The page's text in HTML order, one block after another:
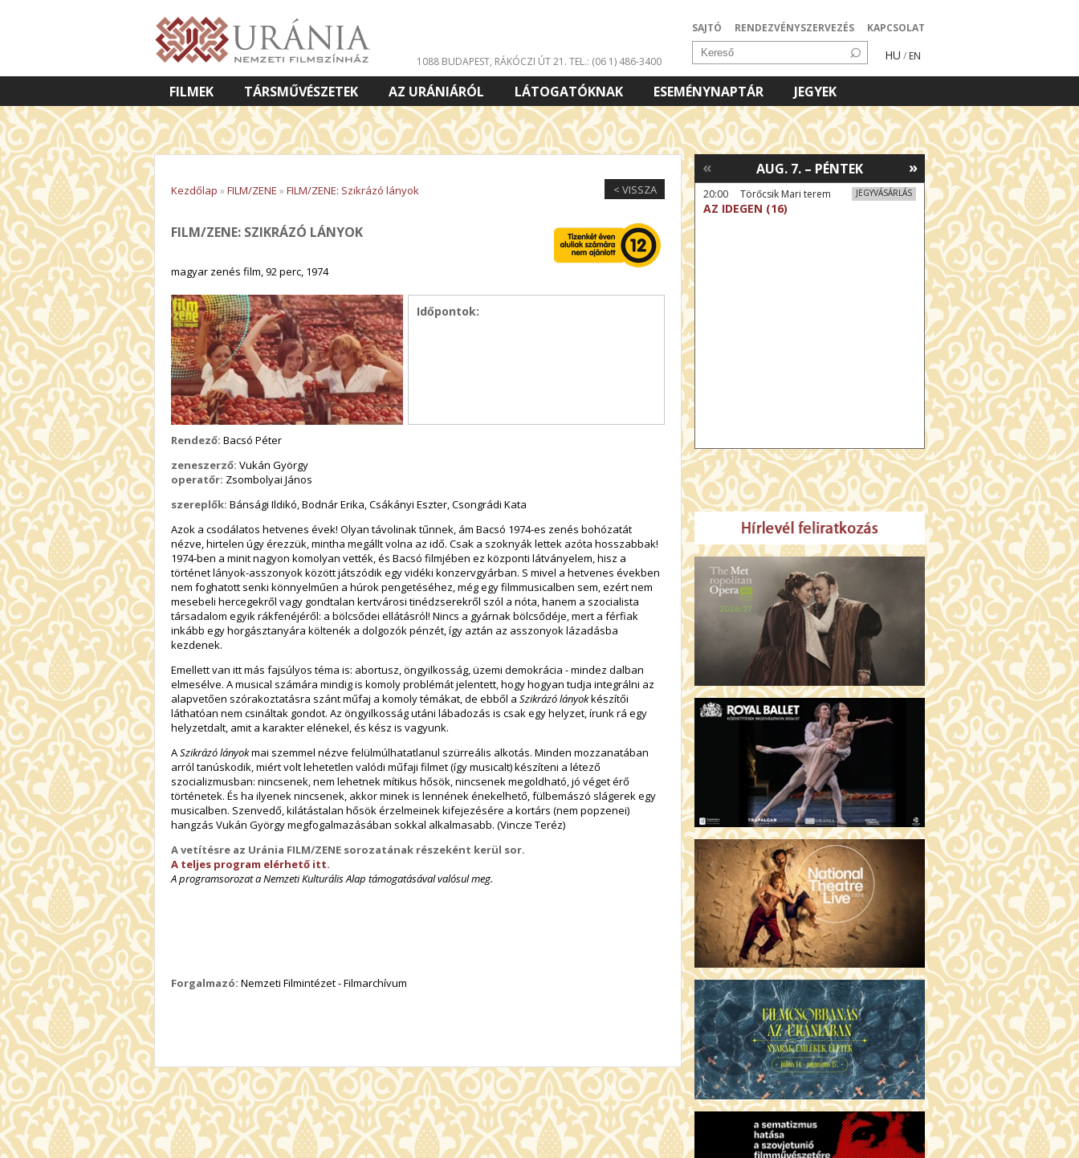
SAJTÓ RENDEZVÉNYSZERVEZÉS KAPCSOLAT
HU / EN
1088 BUDAPEST, RÁKÓCZI ÚT 21. TEL.: (06 1) 486-3400
FILMEK TÁRSMŰVÉSZETEK AZ URÁNIÁRÓL LÁTOGATÓKNAK ESEMÉNYNAPTÁR
JEGYEK
VETÍTETT KÉPES ELŐADÁSOK
< VISSZA
Kezdőlap »FILM/ZENE »FILM/ZENE: Szikrázó lányok
FILM/ZENE: SZIKRÁZÓ LÁNYOK
magyar zenés film, 92 perc, 1974
Időpontok:
Rendező: Bacsó Péter
zeneszerző: Vukán György
operatőr: Zsombolyai János
szereplők: Bánsági Ildikó, Bodnár Erika, Csákányi Eszter, Csongrádi Kata
Azok a csodálatos hetvenes évek! Olyan távolinak tűnnek, ám Bacsó 1974-es zenés bohózatát
nézve, hirtelen úgy érezzük, mintha megállt volna az idő. Csak a szoknyák lettek azóta hosszabbak!
1974-ben a minit nagyon komolyan vették, és Bacsó filmjében ez központi látványelem, hisz a
történet lányok-asszonyok között játszódik egy vidéki konzervgyárban. S mivel a hetvenes években
nem foghatott senki könnyelműen a húrok pengetéséhez, még egy filmmusicalben sem, ezért nem
mesebeli hercegekről vagy gondtalan kertvárosi tinédzserekről szól a nóta, hanem a szocialista
társadalom egyik rákfenéjéről: a bölcsődei ellátásról! Nincs a gyárnak bölcsődéje, mert a férfiak
inkább egy horgásztanyára költenék a dolgozók pénzét, így aztán az asszonyok lázadásba
kezdenek.
Emellett van itt más fajsúlyos téma is: abortusz, öngyilkosság, üzemi demokrácia - mindez dalban
elmesélve. A musical számára mindig is komoly problémát jelentett, hogy hogyan tudja integrálni az
alapvetően szórakoztatásra szánt műfaj a komoly témákat, de ebből a Szikrázó lányokkészítői
láthatóan nem csináltak gondot. Az öngyilkosság utáni lábadozás is csak egy helyzet, írunk rá egy
helyzetdalt, amit a karakter elénekel, és kész is vagyunk.
ASzikrázó lányokmai szemmel nézve felülmúlhatatlanul szürreális alkotás. Minden mozzanatában
arról tanúskodik, miért volt lehetetlen valódi műfaji filmet (így musicalt) készíteni a létező
szocializmusban: nincsenek, nem lehetnek mítikus hősök, nincsenek megoldható, jó véget érő
történetek. És ha ilyenek nincsenek, akkor minek is lennének énekelhető, fülbemászó slágerek egy
musicalben. Szenvedő, kilátástalan hősök érzelmeinek kifejezésére a kortárs (nem popzenei)
hangzás Vukán György megfogalmazásában sokkal alkalmasabb. (Vincze Teréz)
A vetítésre az Uránia FILM/ZENE sorozatának részeként kerül sor.
A teljes program elérhető itt.
A programsorozat a Nemzeti Kulturális Alap támogatásával valósul meg.
Forgalmazó: Nemzeti Filmintézet - Filmarchívum
»
AUG. 7. – PÉNTEK
«
JEGYVÁSÁRLÁS
20:00 Törőcsik Mari terem
AZ IDEGEN (16)